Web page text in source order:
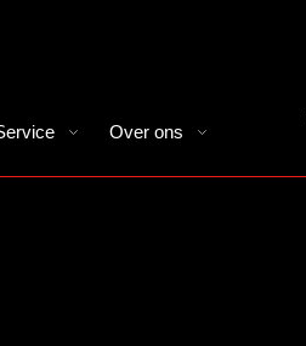
Over ons